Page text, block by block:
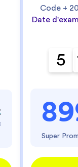
Code +
Date
5
Super